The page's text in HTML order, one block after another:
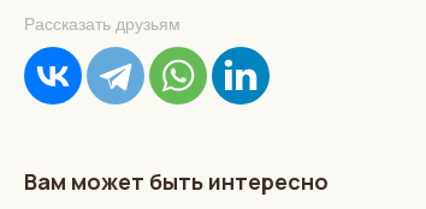
Рассказать друзьям
Вам может быть интересно